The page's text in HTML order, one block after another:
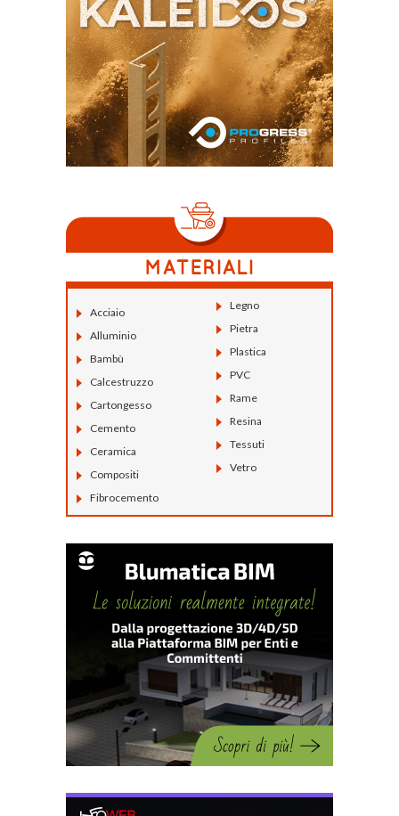
Acciaio
Alluminio
Bambù
Calcestruzzo
Cartongesso
Cemento
Ceramica
Compositi
Fibrocemento
Legno
Pietra
Plastica
PVC
Rame
Resina
Tessuti
Vetro